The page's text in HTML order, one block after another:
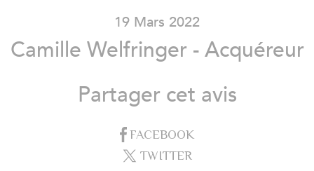
19 Mars 2022
Camille Welfringer - Acquéreur
Partager cet avis
FACEBOOK
TWITTER